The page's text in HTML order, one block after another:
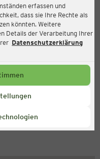
erfassen und
dass sie Ihre Rechte als
könnten. Weitere
Details der Verarbeitung Ihrer
Datenschutzerklärung